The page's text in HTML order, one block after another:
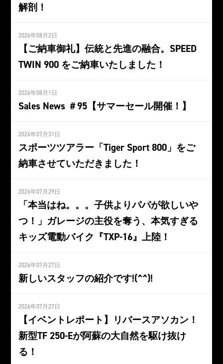
解剖！
2026年08月2日
【ご納車御礼】伝統と先進の融合。SPEED
TWIN 900 をご納車いたしました！
2026年08月1日
Sales News ＃95【サマーセール開催！】
2026年07月31日
スポーツツアラー「Tiger Sport 800」をご
納車させていただきました！
2026年07月29日
「本当はね。。。子供よりパパが欲しいや
つ！」ガレージの主役を奪う、本気すぎる
キッズ電動バイク『TXP-16』上陸！
2026年07月27日
新しいスタッフの紹介です!(^^)!
2026年07月27日
【イベントレポート】リバースアソカン！
新型TF 250-Eが阿蘇の大自然を駆け抜け
る！